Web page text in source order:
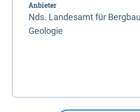
Anbieter
Nds. Landesamt für
Geologie